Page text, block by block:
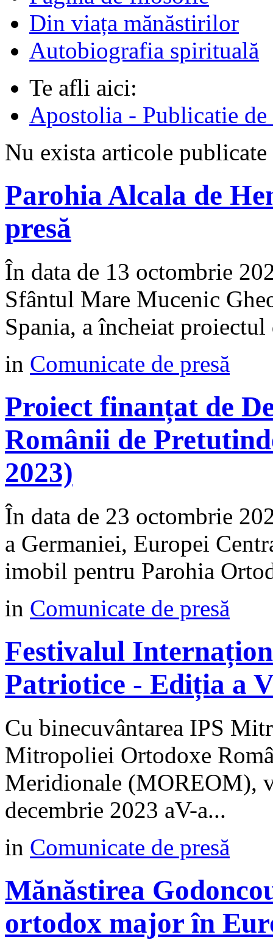
Din viața mănăstirilor
Autobiografia spirituală
Te afli aici:
Apostolia - Publicatie
Nu exista articole
Parohia Alcala de
presă
În data de 13 octombrie
Sfântul Mare Mucenic
Spania, a încheiat
in Comunicate de presă
Proiect finanțat de
Românii de
2023)
În data de 23 octombrie
a Germaniei, Europei
imobil pentru Parohia
in Comunicate de presă
Festivalul
Patriotice - Ediția a
Cu binecuvântarea IPS
Mitropoliei Ortodoxe
Meridionale (MOREOM),
decembrie 2023 aV-a...
in Comunicate de presă
Mănăstirea
ortodox major în